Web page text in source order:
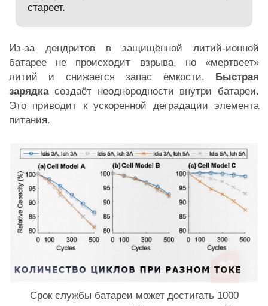
стареет.
Из-за дендритов в защищённой литий-ионной
батарее не происходит взрыва, но «мертвеет»
литий и снижается запас ёмкости.
Быстрая
зарядкасоздаёт неоднородности внутри батареи.
Это приводит к ускоренной деградации элемента
питания.
Срок службы батареи может достигать 1000